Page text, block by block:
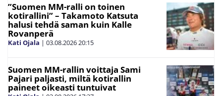
”Suomen MM-ralli on toinen
kotirallini” – Takamoto Katsuta
halusi tehdä saman kuin Kalle
Rovanperä
Kati Ojala | 03.08.202620:15
Suomen MM-rallin voittaja Sami
Pajari paljasti, miltä kotirallin
paineet oikeasti tuntuivat